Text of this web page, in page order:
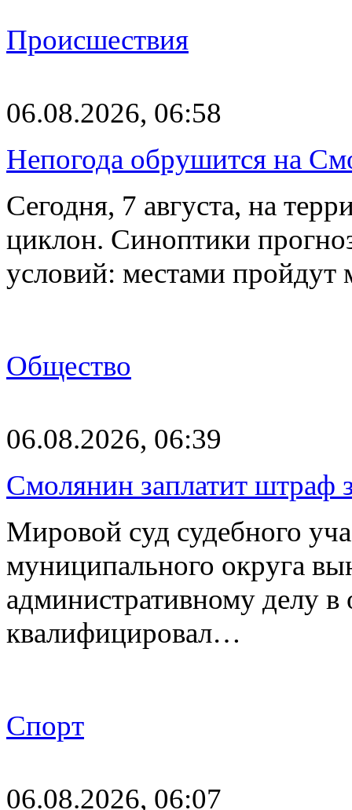
Происшествия
06.08.2026, 06:58
Непогода обрушится на
Сегодня, 7 августа, на
циклон. Синоптики
условий: местами
Общество
06.08.2026, 06:39
Смолянин заплатит штраф
Мировой суд судебного
муниципального округа
административному делу
квалифицировал…
Спорт
06.08.2026, 06:07